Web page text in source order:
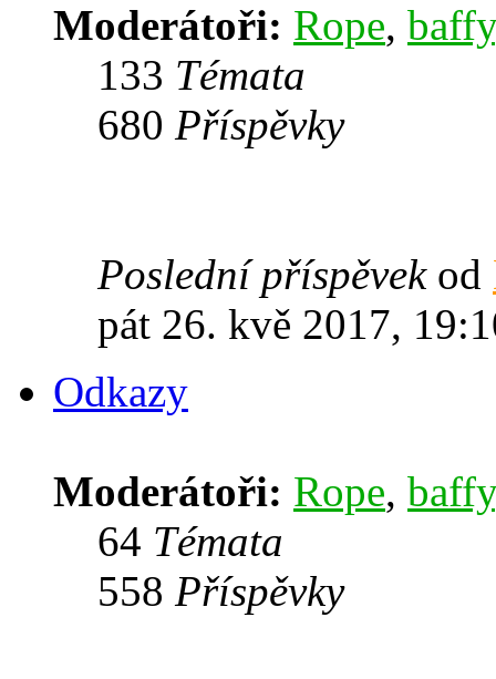
Moderátoři: Rope, baffy
133 Témata
680 Příspěvky
Poslední příspěvekod
pát 26. kvě 2017,
Odkazy
Moderátoři: Rope, baffy
64 Témata
558 Příspěvky